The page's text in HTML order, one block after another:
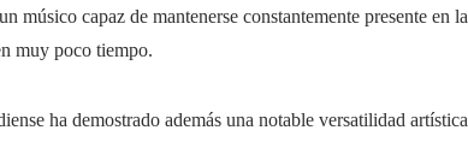
músico capaz de mantenerse constantemente presente en
muy poco tiempo.
ha demostrado además una notable versatilidad